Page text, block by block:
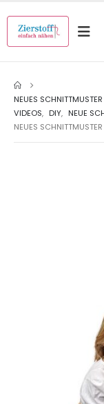
NEUES
VIDEOS, DIY, NEUE
NEUES